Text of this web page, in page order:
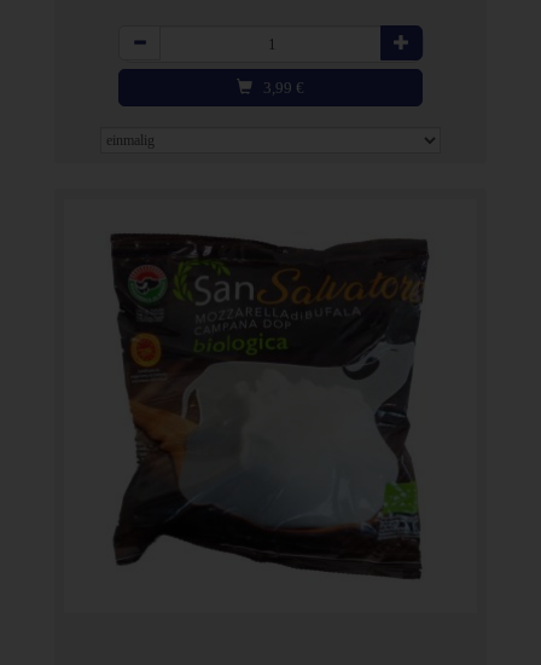
Anzahl
3,99 €